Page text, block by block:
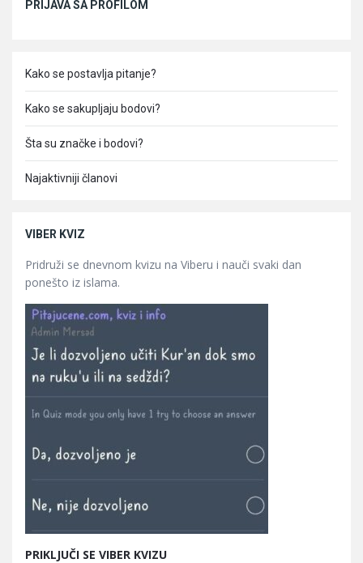
PRIJAVA SA PROFILOM
Kako se postavlja pitanje?
Kako se sakupljaju bodovi?
Šta su značke i bodovi?
Najaktivniji članovi
VIBER KVIZ
Pridruži se dnevnom kvizu na Viberu i nauči svaki dan
ponešto iz islama.
PRIKLJUČI SE VIBER KVIZU